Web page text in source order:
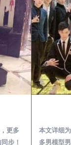
更多
步！
本文详细
多男模型